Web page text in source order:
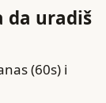
da uradiš
(60s) i